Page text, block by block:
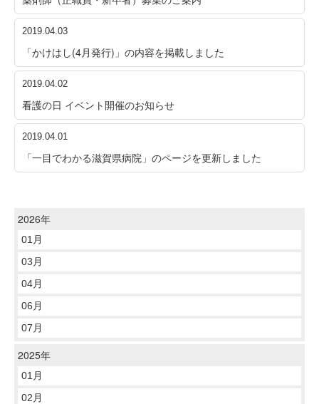
2019.04.03
「かけはし(4月発行)」の内容を掲載しました
2019.04.02
看護の日 イベント開催のお知らせ
2019.04.01
「一目でわかる滋賀県病院」のページを更新しました
2026年
01月
03月
04月
06月
07月
2025年
01月
02月